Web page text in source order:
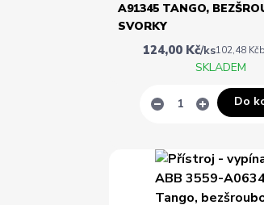
A91345 TANGO,
SVORKY
124,00 Kč/ks102,48 Kč
SKLADEM
Do